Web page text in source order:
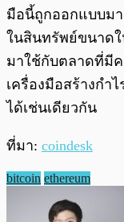
มือนี้ถูกออกแบบม
ในสินทรัพย์ขนาด
มาใช้กับตลาดที่มี
เครื่องมือสร้างกำ
ได้เช่นเดียวกัน
ที่มา: coindesk
bitcoin ethereum